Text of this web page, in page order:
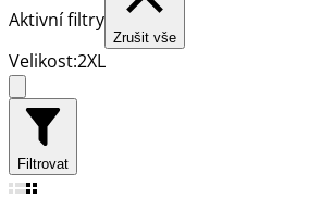
Aktivní filtry
Zrušit vše
Velikost:2XL
Filtrovat